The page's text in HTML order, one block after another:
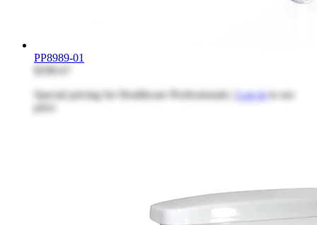
PP8989-01
$298.67
Special pricing for Healthcare Professionals | Log into see
price